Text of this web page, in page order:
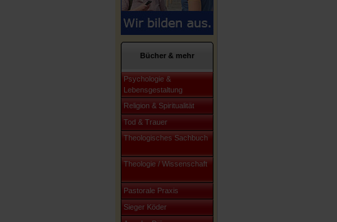
Bücher & mehr
Psychologie &
Lebensgestaltung
Religion & Spiritualität
Tod & Trauer
Theologisches Sachbuch
Theologie / Wissenschaft
Pastorale Praxis
Sieger Köder